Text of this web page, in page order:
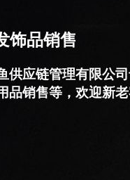
饰品销售
供应链管理有限公
品销售等，欢迎新